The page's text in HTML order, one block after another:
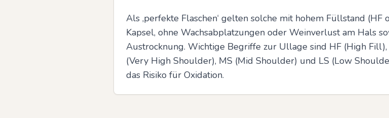
Als ‚perfekte Flaschen‘ gelten solche mit hohem Füllstand
Kapsel, ohne Wachsabplatzungen oder Weinverlust am Hals
Austrocknung. Wichtige Begriffe zur Ullage sind HF (High Fill),
(Very High Shoulder), MS (Mid Shoulder) und LS (Low
das Risiko für Oxidation.